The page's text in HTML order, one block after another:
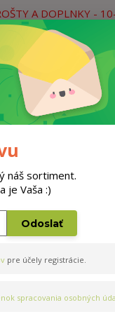
A DOPLNKY -
Hľadať
si rady? Zavolajte.
náš sortiment.
je Vaša :)
Odoslať
pre účely registrácie.
spracovania osobných